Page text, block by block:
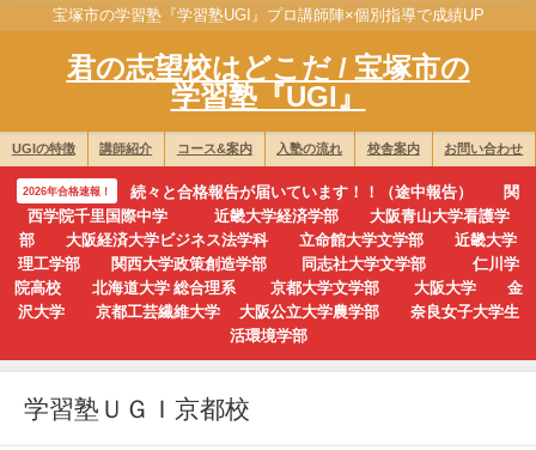
宝塚市の学習塾『学習塾UGI』プロ講師陣×個別指導で成績UP
君の志望校はどこだ / 宝塚市の
学習塾『UGI』
UGIの特徴 講師紹介 コース&案内 入塾の流れ 校舎案内 お問い合わせ
2026年合格速報！
続々と合格報告が届いています！！（途中報告） 関
西学院千里国際中学 近畿大学経済学部 大阪青山大学看護学
部 大阪経済大学ビジネス法学科 立命館大学文学部 近畿大学
理工学部 関西大学政策創造学部 同志社大学文学部 仁川学
院高校 北海道大学 総合理系 京都大学文学部 大阪大学 金
沢大学 京都工芸繊維大学 大阪公立大学農学部 奈良女子大学生
活環境学部
学習塾ＵＧＩ京都校